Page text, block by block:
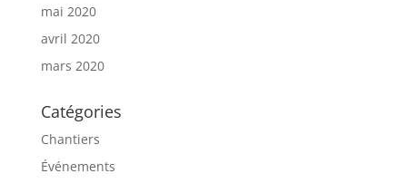
mai 2020
avril 2020
mars 2020
Catégories
Chantiers
Événements